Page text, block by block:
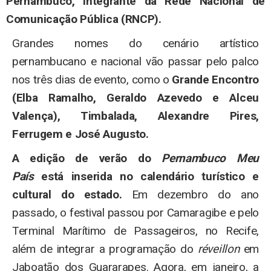
Comunicação Pública (RNCP).
Grandes nomes do cenário artístico
pernambucano e nacional vão passar pelo palco
nos três dias de evento, como o Grande Encontro
(Elba Ramalho, Geraldo Azevedo e Alceu
Valença), Timbalada, Alexandre Pires,
Ferrugem e José Augusto.
A edição de verão do Pernambuco Meu
Paísestá inserida no calendário turístico e
cultural do estado. Em dezembro do ano
passado, o festival passou por Camaragibe e pelo
Terminal Marítimo de Passageiros, no Recife,
além de integrar a programação do réveillonem
Jaboatão dos Guararapes. Agora, em janeiro, a